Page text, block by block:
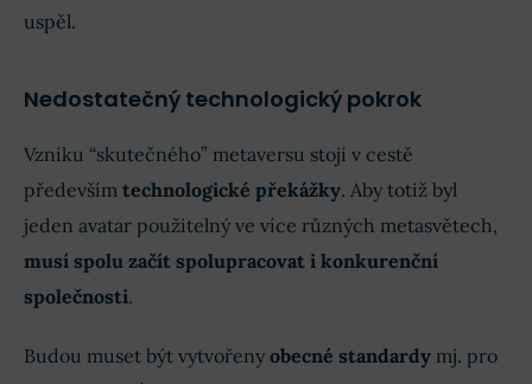
uspěl.
Nedostatečný technologický pokrok
Vzniku “skutečného” metaversu stojí v cestě
především technologické překážky. Aby totiž byl
jeden avatar použitelný ve více různých metasvětech,
musí spolu začít spolupracovat i konkurenční
společnosti.
Budou muset být vytvořeny obecné standardy mj. pro